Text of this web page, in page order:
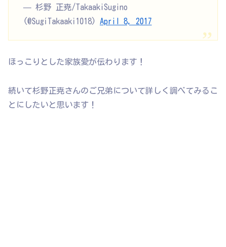
— 杉野 正尭/TakaakiSugino
(@SugiTakaaki1018) April 8, 2017
ほっこりとした家族愛が伝わります！
続いて杉野正尭さんのご兄弟について詳しく調べてみるこ
とにしたいと思います！